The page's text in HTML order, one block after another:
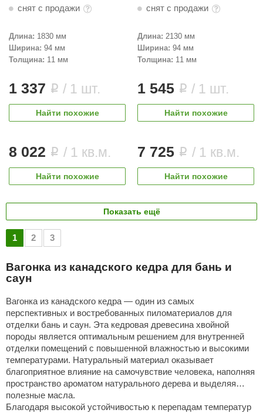
снят с продажи
Длина: 1830 мм
Ширина: 94 мм
Толщина: 11 мм
1 337 i / 1 шт.
Найти похожие
8 022 i / 1 кв.м.
Найти похожие
снят с продажи
Длина: 2130 мм
Ширина: 94 мм
Толщина: 11 мм
1 545 i / 1 шт.
Найти похожие
7 725 i / 1 кв.м.
Найти похожие
Показать ещё
1 2 3
Вагонка из канадского кедра для бань и
саун
Вагонка из канадского кедра — один из самых
перспективных и востребованных пиломатериалов для
отделки бань и саун. Эта кедровая древесина хвойной
породы является оптимальным решением для внутренней
отделки помещений с повышенной влажностью и высокими
температурами. Натуральный материал оказывает
благоприятное влияние на самочувствие человека, наполняя
пространство ароматом натурального дерева и выделяя
полезные масла.
Благодаря высокой устойчивостью к перепадам температур